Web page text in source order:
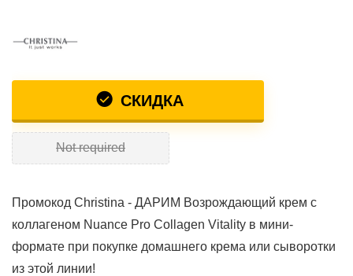
СКИДКА
Not required
Промокод Christina - ДАРИМ Возрождающий крем с
коллагеном Nuance Pro Collagen Vitality в мини-
формате при покупке домашнего крема или сыворотки
из этой линии!